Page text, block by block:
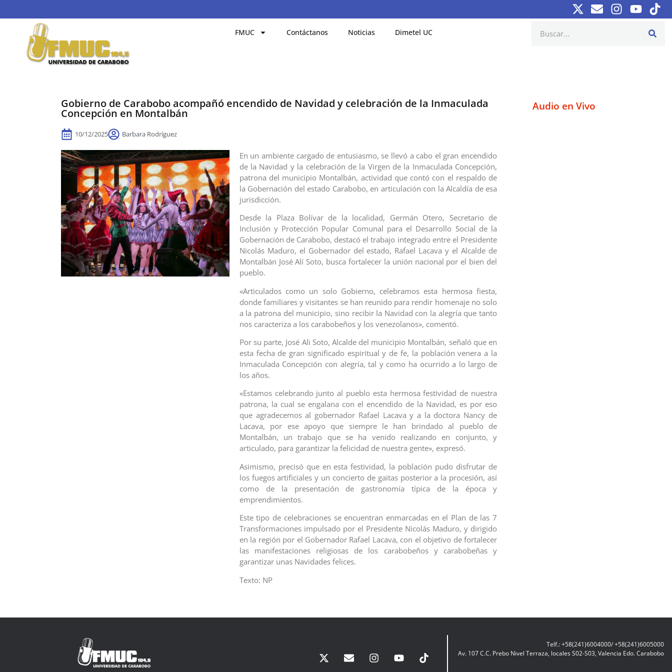
FMUC Contáctanos Noticias Dimetel UC
Gobierno de Carabobo acompañó encendido de Navidad y celebración de la Inmaculada
Concepción en Montalbán
10/12/2025 Barbara Rodríguez
En un ambiente cargado de entusiasmo, se llevó a cabo el gran encendido
de la Navidad y la celebración de la Virgen de la Inmaculada Concepción,
patrona del municipio Montalbán, actividad que contó con el respaldo de
la Gobernación del estado Carabobo, en articulación con la Alcaldía de esa
jurisdicción.
Desde la Plaza Bolívar de la localidad, Germán Otero, Secretario de
Inclusión y Protección Popular Comunal para el Desarrollo Social de la
Gobernación de Carabobo, destacó el trabajo integrado entre el Presidente
Nicolás Maduro, el Gobernador del estado, Rafael Lacava y el Alcalde de
Montalbán José Alí Soto, busca fortalecer la unión nacional por el bien del
pueblo.
«Articulados como un solo Gobierno, celebramos esta hermosa fiesta,
donde familiares y visitantes se han reunido para rendir homenaje no solo
a la patrona del municipio, sino recibir la Navidad con la alegría que tanto
nos caracteriza a los carabobeños y los venezolanos», comentó.
Por su parte, José Ali Soto, Alcalde del municipio Montalbán, señaló que en
esta fecha de gran significado espiritual y de fe, la población venera a la
Inmaculada Concepción con alegría, tal y como ha ocurrido a lo largo de
los años.
«Estamos celebrando junto al pueblo esta hermosa festividad de nuestra
patrona, la cual se engalana con el encendido de la Navidad, es por eso
que agradecemos al gobernador Rafael Lacava y a la doctora Nancy de
Lacava, por ese apoyo que siempre le han brindado al pueblo de
Montalbán, un trabajo que se ha venido realizando en conjunto, y
articulado, para garantizar la felicidad de nuestra gente», expresó.
Asimismo, precisó que en esta festividad, la población pudo disfrutar de
los fuegos artificiales y un concierto de gaitas posterior a la procesión, así
como de la presentación de gastronomía típica de la época y
emprendimientos.
Este tipo de celebraciones se encuentran enmarcadas en el Plan de las 7
Transformaciones impulsado por el Presidente Nicolás Maduro, y dirigido
en la región por el Gobernador Rafael Lacava, con el objetivo de fortalecer
las manifestaciones religiosas de los carabobeños y carabobeñas y
garantizar unas Navidades felices.
Texto: NP
Audio en Vivo
Telf.: +58(241)6004000/ +58(241)6005000
Av. 107 C.C. Prebo Nivel Terraza, locales S02-S03, Valencia Edo. Carabobo